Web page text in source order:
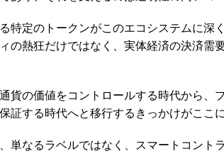
特定のトークンがこのエコシステムに深
の熱狂だけではなく、実体経済の決済需
貨の価値をコントロールする時代から、
証する時代へと移行するきっかけがここ
単なるラベルではなく、スマートコント